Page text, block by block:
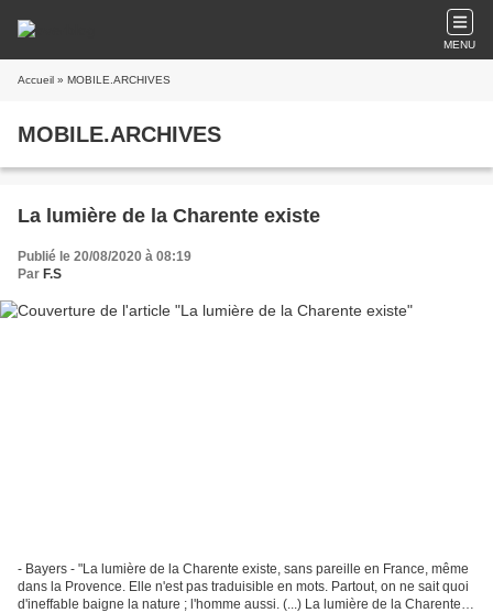
MENU
Accueil » MOBILE.ARCHIVES
MOBILE.ARCHIVES
La lumière de la Charente existe
Publié le 20/08/2020 à 08:19
Par F.S
- Bayers - "La lumière de la Charente existe, sans pareille en France, même
dans la Provence. Elle n'est pas traduisible en mots. Partout, on ne sait quoi
d'ineffable baigne la nature ; l'homme aussi. (...) La lumière de la Charente